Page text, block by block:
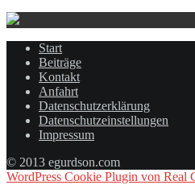
Start
Beiträge
Kontakt
Anfahrt
Datenschutzerklärung
Datenschutzeinstellungen
Impressum
© 2013 egurdson.com
WordPress Cookie Plugin von Real